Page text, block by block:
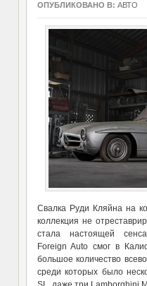
ОПУБЛИКОВАНО В: АВТО
Свалка Руди Кляйна на
коллекция не
стала настоящей
Foreign Auto смог в
большое количество
среди которых было